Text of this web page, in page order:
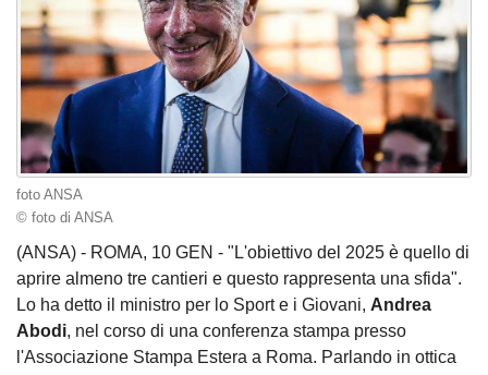
foto ANSA
© foto di ANSA
(ANSA) - ROMA, 10 GEN - "L'obiettivo del 2025 è quello di
aprire almeno tre cantieri e questo rappresenta una sfida".
Lo ha detto il ministro per lo Sport e i Giovani, Andrea
Abodi, nel corso di una conferenza stampa presso
l'Associazione Stampa Estera a Roma. Parlando in ottica